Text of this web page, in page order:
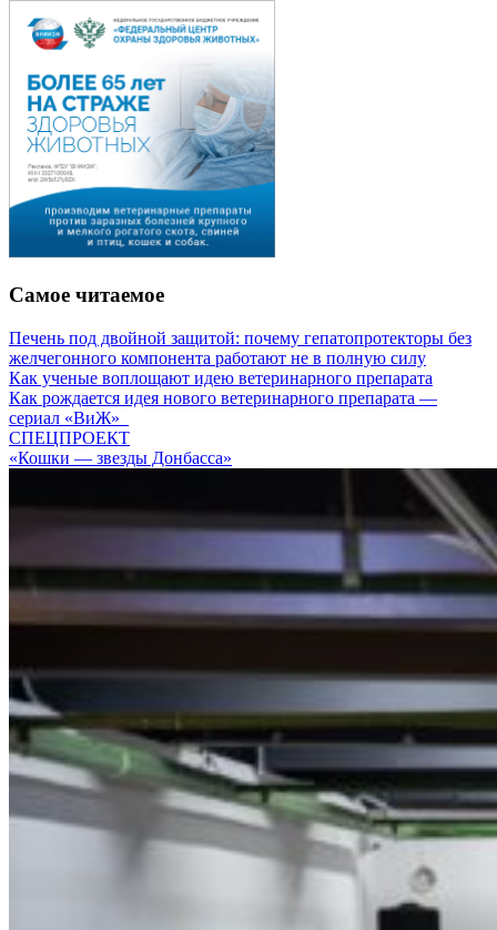
Самое читаемое
Печень под двойной защитой: почему гепатопротекторы без
желчегонного компонента работают не в полную силу
Как ученые воплощают идею ветеринарного препарата
Как рождается идея нового ветеринарного препарата —
сериал «ВиЖ»
СПЕЦПРОЕКТ
«Кошки — звезды Донбасса»